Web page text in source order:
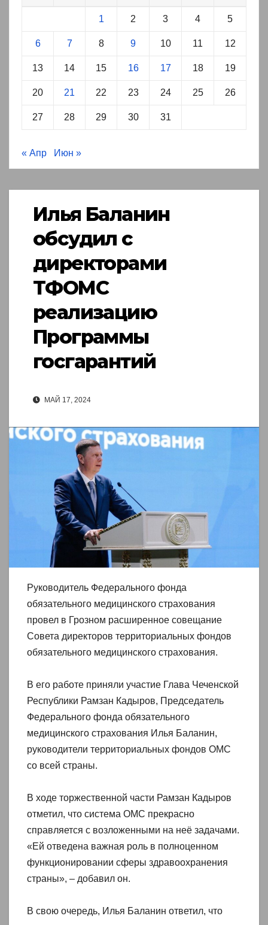
1 2 3 4 5
6 7 8 9 10 11 12
13 14 15 16 17 18 19
20 21 22 23 24 25 26
27 28 29 30 31
« Апр Июн »
Илья Баланин
обсудил с
директорами
ТФОМС
реализацию
Программы
госгарантий
МАЙ 17, 2024
Руководитель Федерального фонда
обязательного медицинского страхования
провел в Грозном расширенное совещание
Совета директоров территориальных фондов
обязательного медицинского страхования.
В его работе приняли участие Глава Чеченской
Республики Рамзан Кадыров, Председатель
Федерального фонда обязательного
медицинского страхования Илья Баланин,
руководители территориальных фондов ОМС
со всей страны.
В ходе торжественной части Рамзан Кадыров
отметил, что система ОМС прекрасно
справляется с возложенными на неё задачами.
«Ей отведена важная роль в полноценном
функционировании сферы здравоохранения
страны», – добавил он.
В свою очередь, Илья Баланин ответил, что